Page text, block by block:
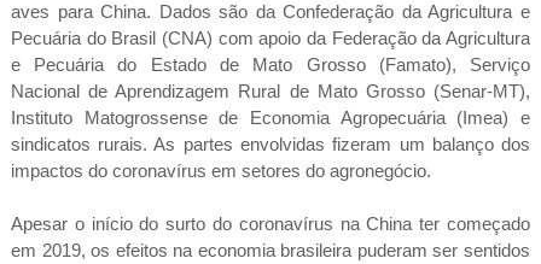
aves para China. Dados são da Confederação da Agricultura e
Pecuária do Brasil (CNA) com apoio da Federação da Agricultura
e Pecuária do Estado de Mato Grosso (Famato), Serviço
Nacional de Aprendizagem Rural de Mato Grosso (Senar-MT),
Instituto Matogrossense de Economia Agropecuária (Imea) e
sindicatos rurais. As partes envolvidas fizeram um balanço dos
impactos do coronavírus em setores do agronegócio.
Apesar o início do surto do coronavírus na China ter começado
em 2019, os efeitos na economia brasileira puderam ser sentidos